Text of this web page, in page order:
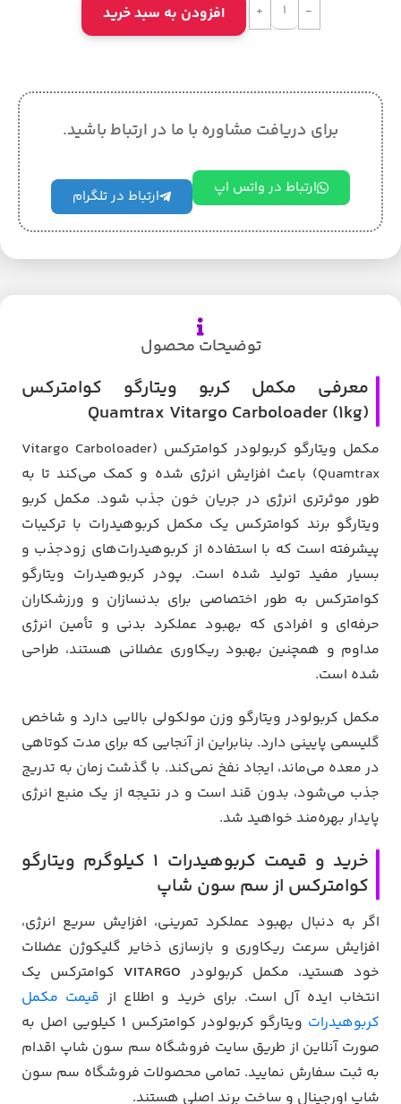
افزودن به سبد خرید
برای دریافت مشاوره با ما در ارتباط باشید.
ارتباط در واتس اپ ارتباط در تلگرام
توضیحات محصول
معرفی مکمل کربو ویتارگو کوامترکس
(Quamtrax Vitargo Carboloader (1kg
مکمل ویتارگو کربولودر کوامترکس (Vitargo Carboloader
Quamtrax) باعث افزایش انرژی شده و کمک می‌کند تا به
طور موثرتری انرژی در جریان خون جذب شود. مکمل کربو
ویتارگو برند کوامترکس یک مکمل کربوهیدرات با ترکیبات
پیشرفته است که با استفاده از کربوهیدرات‌های زودجذب و
بسیار مفید تولید شده است. پودر کربوهیدرات ویتارگو
کوامترکس به طور اختصاصی برای بدنسازان و ورزشکاران
حرفه‌ای و افرادی که بهبود عملکرد بدنی و تأمین انرژی
مداوم و همچنین بهبود ریکاوری عضلانی هستند، طراحی
شده است.
مکمل کربولودر ویتارگو وزن مولکولی بالایی دارد و شاخص
گلیسمی پایینی دارد. بنابراین از آنجایی که برای مدت کوتاهی
در معده می‌ماند، ایجاد نفخ نمی‌کند. با گذشت زمان به تدریج
جذب می‌شود، بدون قند است و در نتیجه از یک منبع انرژی
پایدار بهره‌مند خواهید شد.
خرید و قیمت کربوهیدرات 1 کیلوگرم ویتارگو
کوامترکس از سم سون شاپ
اگر به دنبال بهبود عملکرد تمرینی، افزایش سریع انرژی،
افزایش سرعت ریکاوری و بازسازی ذخایر گلیکوژن عضلات
خود هستید، مکمل کربولودر VITARGO کوامترکس یک
انتخاب ایده آل است. برای خرید و اطلاع از قیمت مکمل
کربوهیدرات ویتارگو کربولودر کوامترکس 1 کیلویی اصل به
صورت آنلاین از طریق سایت فروشگاه سم سون شاپ اقدام
به ثبت سفارش نمایید. تمامی محصولات فروشگاه سم سون
شاپ اورجینال و ساخت برند اصلی هستند.